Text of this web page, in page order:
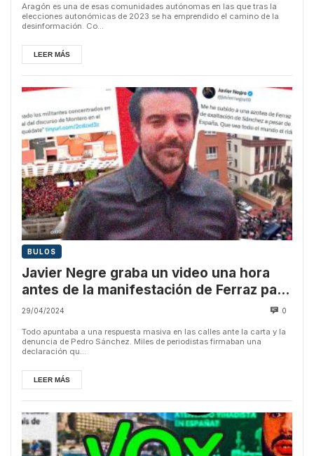
Aragón es una de esas comunidades autónomas en las que tras la
elecciones autonómicas de 2023 se ha emprendido el camino de la
desinformación. Co...
LEER MÁS
BULOS
Javier Negre graba un video una hora
antes de la manifestación de Ferraz para
minimizar la asistencia
29/04/2024 0
Todo apuntaba a una respuesta masiva en las calles ante la carta y la
denuncia de Pedro Sánchez. Miles de periodistas firmaban una
declaración qu...
LEER MÁS